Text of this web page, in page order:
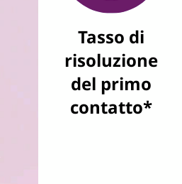
Tasso di
risoluzione
del primo
contatto*